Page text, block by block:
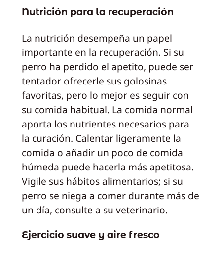
Nutrición para la recuperación
La nutrición desempeña un papel
importante en la recuperación. Si su
perro ha perdido el apetito, puede ser
tentador ofrecerle sus golosinas
favoritas, pero lo mejor es seguir con
su comida habitual. La comida normal
aporta los nutrientes necesarios para
la curación. Calentar ligeramente la
comida o añadir un poco de comida
húmeda puede hacerla más apetitosa.
Vigile sus hábitos alimentarios; si su
perro se niega a comer durante más de
un día, consulte a su veterinario.
Ejercicio suave y aire fresco